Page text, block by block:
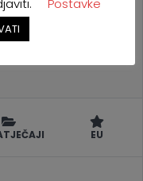
EU
Postavke